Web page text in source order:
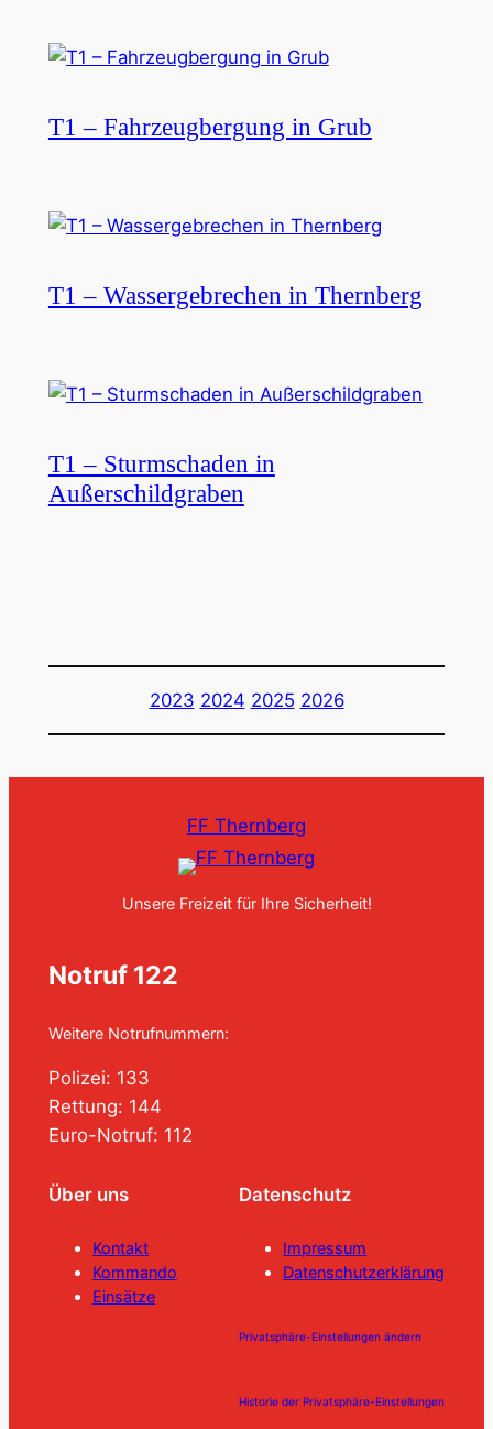
T1 – Fahrzeugbergung in Grub
T1 – Wassergebrechen in Thernberg
T1 – Sturmschaden in
Außerschildgraben
2023 2024 2025 2026
FF Thernberg
Unsere Freizeit für Ihre Sicherheit!
Notruf 122
Weitere Notrufnummern:
Polizei: 133
Rettung: 144
Euro-Notruf: 112
Über uns
Kontakt
Kommando
Einsätze
Datenschutz
Impressum
Datenschutzerklärung
Privatsphäre-Einstellungen ändern
Historie der Privatsphäre-Einstellungen